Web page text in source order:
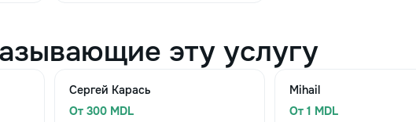
эту услугу
Сергей Карась
От 300 MDL
Mihail
От 1 MDL